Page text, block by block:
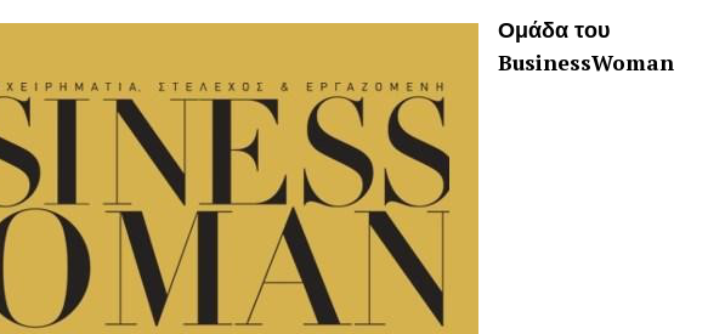
Ομάδα του
BusinessWoman